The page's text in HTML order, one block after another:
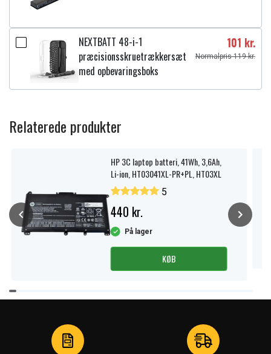
NEXTBATT 48-i-1
præcisionsskruetrækkersæt
med opbevaringsboks
101 kr.
Normalpris 119 kr.
Relaterede produkter
HP 3C laptop batteri, 41Wh, 3,6Ah,
Li-ion, HT03041XL-PR+PL, HT03XL
5
440 kr.
På lager
KØB
Item
1